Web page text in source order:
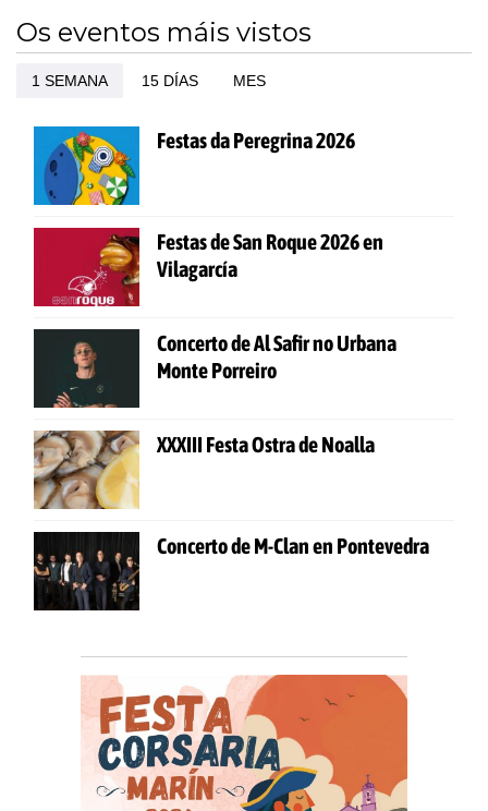
Os eventos máis vistos
1 SEMANA 15 DÍAS MES
Festas da Peregrina 2026
Festas de San Roque 2026 en
Vilagarcía
Concerto de Al Safir no Urbana
Monte Porreiro
XXXIII Festa Ostra de Noalla
Concerto de M-Clan en Pontevedra